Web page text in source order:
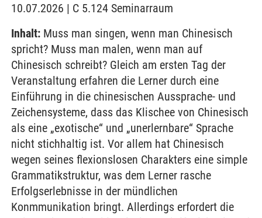
10.07.2026 | C 5.124 Seminarraum
Inhalt: Muss man singen, wenn man Chinesisch
spricht? Muss man malen, wenn man auf
Chinesisch schreibt? Gleich am ersten Tag der
Veranstaltung erfahren die Lerner durch eine
Einführung in die chinesischen Aussprache- und
Zeichensysteme, dass das Klischee von Chinesisch
als eine „exotische“ und „unerlernbare“ Sprache
nicht stichhaltig ist. Vor allem hat Chinesisch
wegen seines flexionslosen Charakters eine simple
Grammatikstruktur, was dem Lerner rasche
Erfolgserlebnisse in der mündlichen
Konmmunikation bringt. Allerdings erfordert die